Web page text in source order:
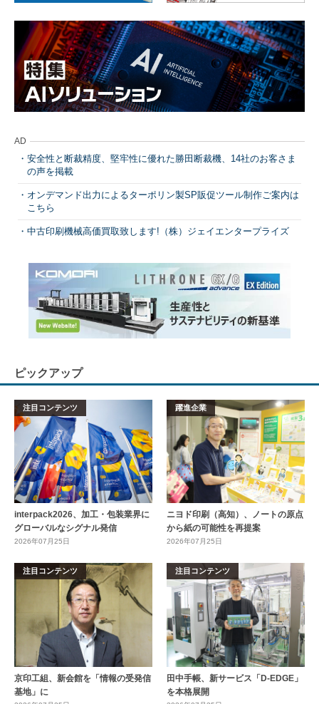
AD
安全性と断裁精度、堅牢性に優れた勝田断裁機、14社のお客さま
の声を掲載
オンデマンド出力によるターポリン製SP販促ツール制作ご案内は
こちら
中古印刷機械高価買取致します!（株）ジェイエンタープライズ
ピックアップ
注目コンテンツ
interpack2026、加工・包装業界に
グローバルなシグナル発信
2026年07月25日
躍進企業
ニヨド印刷（高知）、ノートの原点
から紙の可能性を再提案
2026年07月25日
注目コンテンツ
京印工組、新会館を「情報の受発信
基地」に
注目コンテンツ
田中手帳、新サービス「D-EDGE」
を本格展開